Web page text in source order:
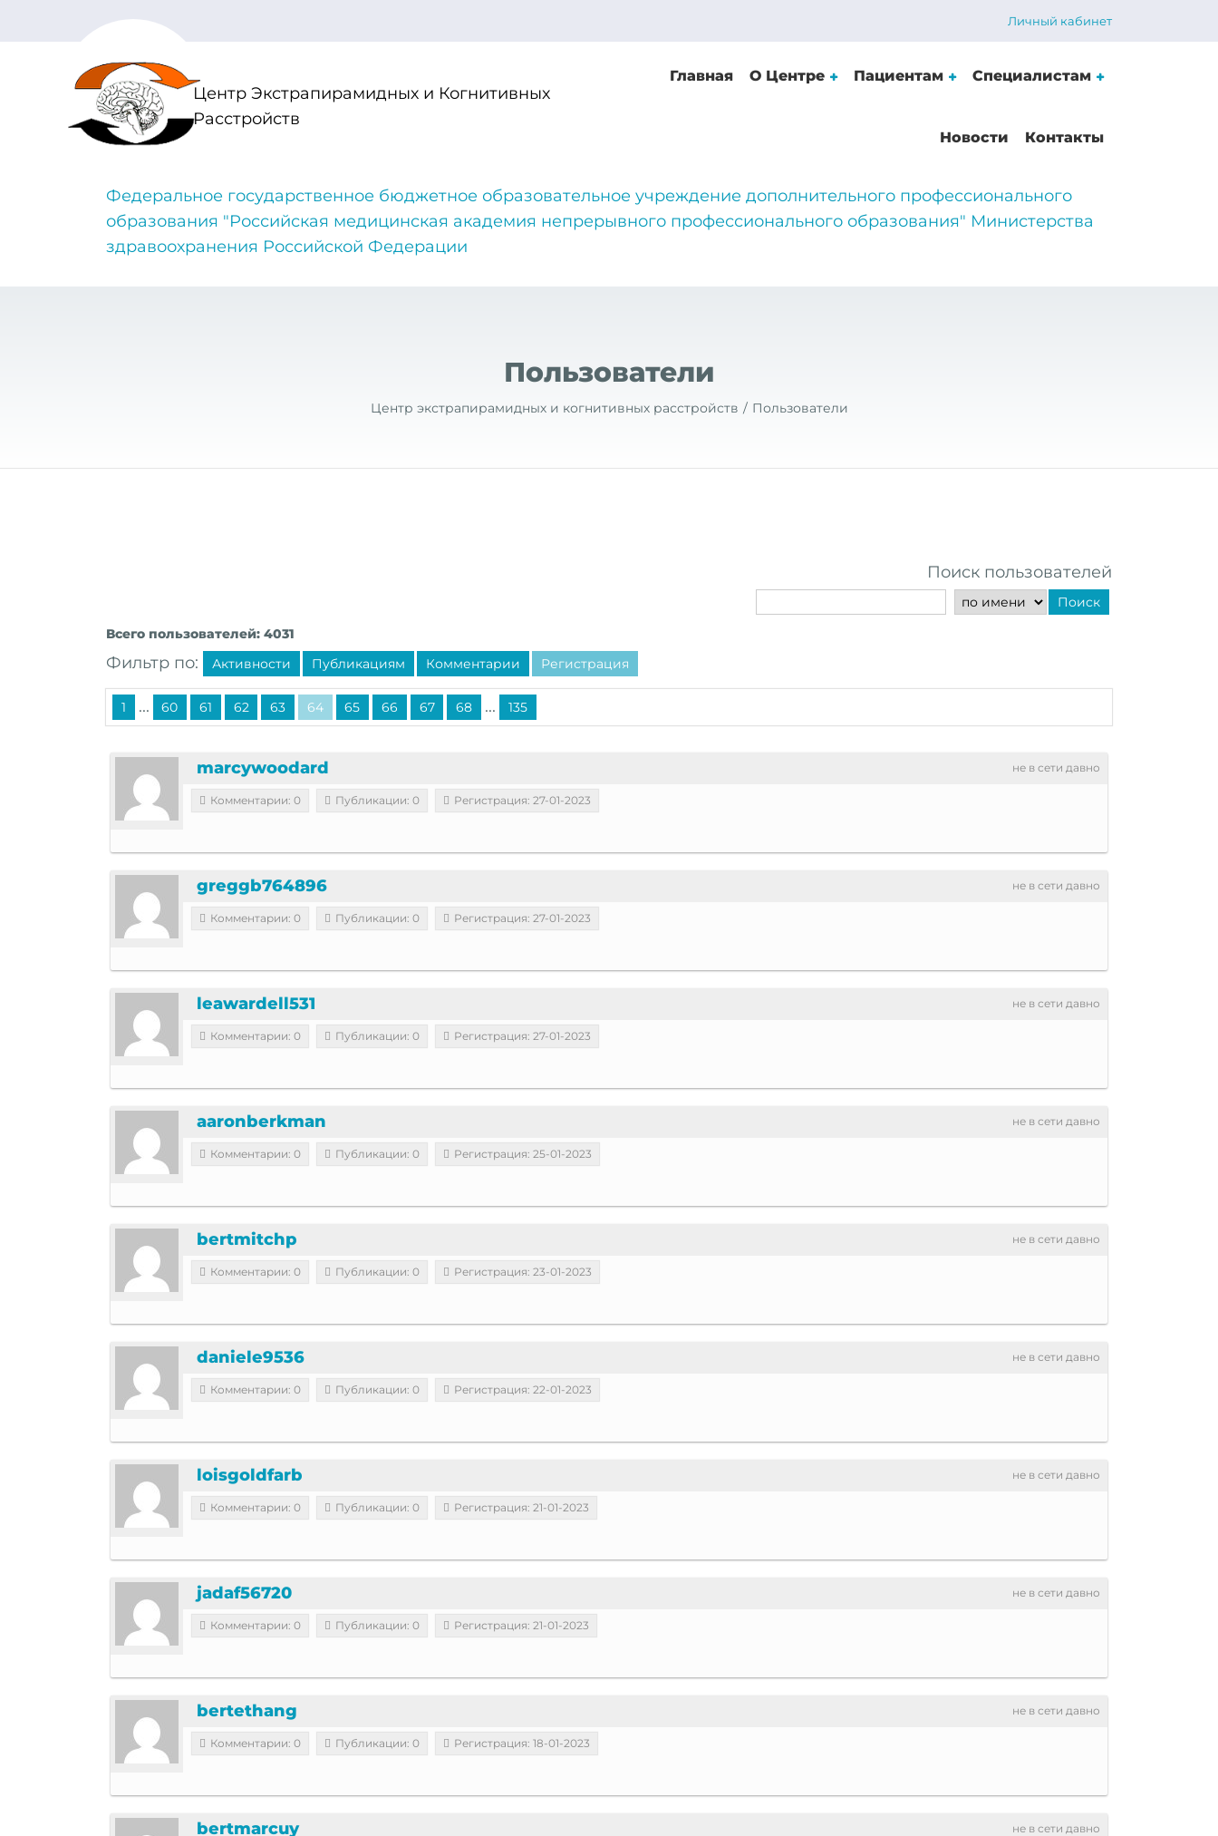
Личный кабинет
Центр Экстрапирамидных и Когнитивных
Расстройств
Главная О Центре Пациентам Специалистам
Новости Контакты
Федеральное государственное бюджетное образовательное учреждение дополнительного профессионального
образования "Российская медицинская академия непрерывного профессионального образования" Министерства
здравоохранения Российской Федерации
Пользователи
Центр экстрапирамидных и когнитивных расстройств Пользователи
Поиск пользователей
Поиск
Всего пользователей: 4031
Фильтр по: Активности Публикациям Комментарии Регистрация
1 ... 60 61 62 63 64 65 66 67 68 ... 135
не в сети давно
marcywoodard
Комментарии: 0 Публикации: 0 Регистрация: 27-01-2023
не в сети давно
greggb764896
Комментарии: 0 Публикации: 0 Регистрация: 27-01-2023
не в сети давно
leawardell531
Комментарии: 0 Публикации: 0 Регистрация: 27-01-2023
не в сети давно
aaronberkman
Комментарии: 0 Публикации: 0 Регистрация: 25-01-2023
не в сети давно
bertmitchp
Комментарии: 0 Публикации: 0 Регистрация: 23-01-2023
не в сети давно
daniele9536
Комментарии: 0 Публикации: 0 Регистрация: 22-01-2023
не в сети давно
loisgoldfarb
Комментарии: 0 Публикации: 0 Регистрация: 21-01-2023
не в сети давно
jadaf56720
Комментарии: 0 Публикации: 0 Регистрация: 21-01-2023
не в сети давно
bertethang
Комментарии: 0 Публикации: 0 Регистрация: 18-01-2023
не в сети давно
bertmarcuy